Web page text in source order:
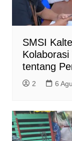
SMSI
tentang
2 6